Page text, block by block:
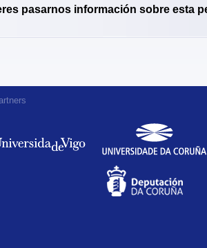
pasarnos información sobre esta